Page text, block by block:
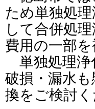
ため単独処
して合併処
費用の一部を
単独処理浄
破損・漏水
換をご検討く